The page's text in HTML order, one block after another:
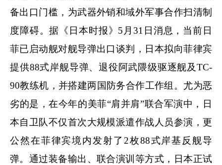
备出口门槛，为武器外销和域外军事合作扫清制
度障碍。据《日本时报》5月31日消息，当前日
菲已启动舰对舰导弹出口谈判，日本拟向菲律宾
提供88式岸舰导弹、退役阿武隈级驱逐舰及TC-
90教练机，并搭建两国防务合作工作组。尤为恶
劣的是，在今年的美菲“肩并肩”联合军演中，日
本自卫队不仅首次大规模派遣作战人员参演，更
公然在菲律宾境内发射了2枚88式岸基反舰导
弹。通过装备输出、联合演训等方式，日本正试